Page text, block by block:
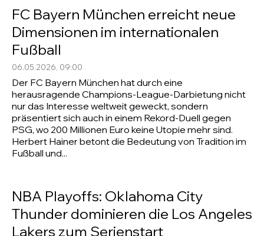
FC Bayern München erreicht neue
Dimensionen im internationalen
Fußball
06.05.2026, 09:00
Der FC Bayern München hat durch eine
herausragende Champions-League-Darbietung nicht
nur das Interesse weltweit geweckt, sondern
präsentiert sich auch in einem Rekord-Duell gegen
PSG, wo 200 Millionen Euro keine Utopie mehr sind.
Herbert Hainer betont die Bedeutung von Tradition im
Fußball und...
NBA Playoffs: Oklahoma City
Thunder dominieren die Los Angeles
Lakers zum Serienstart